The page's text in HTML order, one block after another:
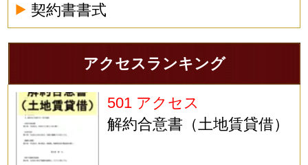
契約書書式
アクセスランキング
501 アクセス
解約合意書（土地賃貸借）